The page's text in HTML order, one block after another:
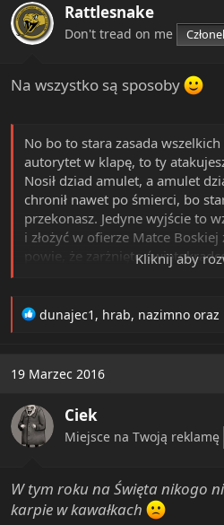
o
n
s
Rattlesnake
Don't tread on me
Na wszystko są sposoby
No bo to stara zasada
autorytet w klapę, to ty
Nosił dziad amulet, a amulet
chronił nawet po śmierci, bo
przekonasz. Jedyne wyjście to
i złożyć w ofierze Matce
powie, że zarżniętoKliknij aby
R
t
o
n
s
dunajec1 , hrab, nazimno oraz
19 Marzec 2016
Ciek
Miejsce na Twoją reklamę
W tym roku na Święta nikogo
karpie w kawałkach